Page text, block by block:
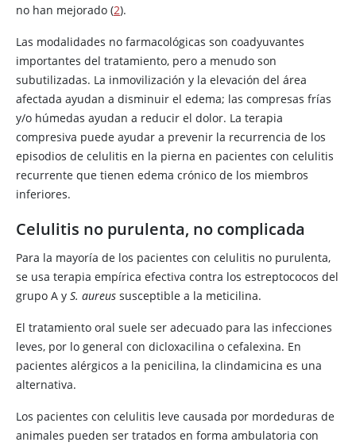
no han mejorado (2).
Las modalidades no farmacológicas son coadyuvantes
importantes del tratamiento, pero a menudo son
subutilizadas. La inmovilización y la elevación del área
afectada ayudan a disminuir el edema; las compresas frías
y/o húmedas ayudan a reducir el dolor. La terapia
compresiva puede ayudar a prevenir la recurrencia de los
episodios de celulitis en la pierna en pacientes con celulitis
recurrente que tienen edema crónico de los miembros
inferiores.
Celulitis no purulenta, no complicada
Para la mayoría de los pacientes con celulitis no purulenta,
se usa terapia empírica efectiva contra los estreptococos del
grupo A y S. aureus susceptible a la meticilina.
El tratamiento oral suele ser adecuado para las infecciones
leves, por lo general con dicloxacilina o cefalexina. En
pacientes alérgicos a la penicilina, la clindamicina es una
alternativa.
Los pacientes con celulitis leve causada por mordeduras de
animales pueden ser tratados en forma ambulatoria con